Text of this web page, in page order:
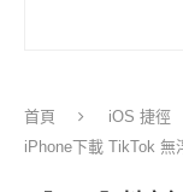
首頁 iOS 捷徑
iPhone下載 TikTok 無